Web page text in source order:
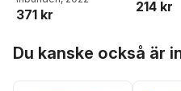
371 kr 214 kr
Du kanske också är